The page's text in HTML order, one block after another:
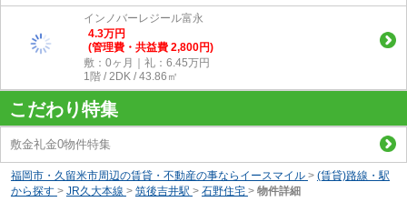
インノバーレジール富永
4.3万円
(管理費・共益費 2,800円)
敷：0ヶ月｜礼：6.45万円
1階 / 2DK / 43.86㎡
こだわり特集
敷金礼金0物件特集
福岡市・久留米市周辺の賃貸・不動産の事ならイースマイル > (賃貸)路線・駅
から探す > JR久大本線 > 筑後吉井駅 > 石野住宅 > 物件詳細